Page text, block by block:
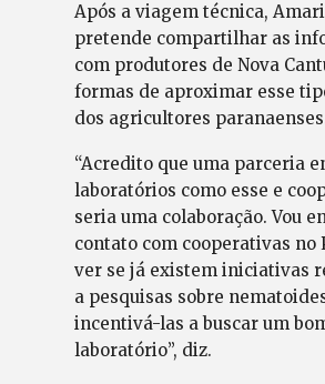
Após a viagem técnica,
pretende compartilhar as
com produtores de Nova
formas de aproximar esse
dos agricultores
“Acredito que uma parceria
laboratórios como esse e
seria uma colaboração. Vou
contato com cooperativas no
ver se já existem iniciativas
a pesquisas sobre
incentivá-las a buscar um
laboratório”, diz.